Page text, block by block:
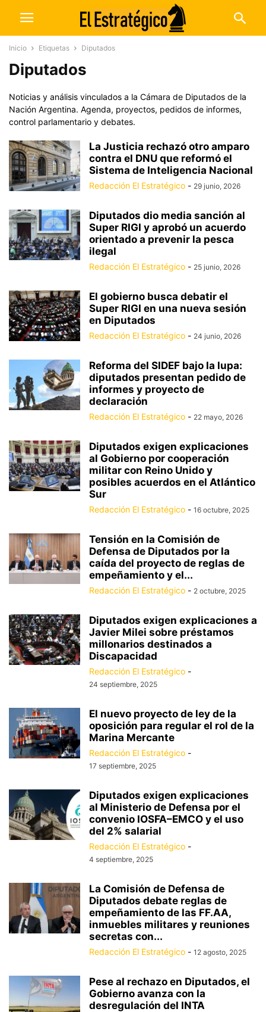
Inicio Etiquetas Diputados
Diputados
Noticias y análisis vinculados a la Cámara de Diputados de la
Nación Argentina. Agenda, proyectos, pedidos de informes,
control parlamentario y debates.
La Justicia rechazó otro amparo
contra el DNU que reformó el
Sistema de Inteligencia Nacional
Redacción El Estratégico - 29 junio, 2026
Diputados dio media sanción al
Super RIGI y aprobó un acuerdo
orientado a prevenir la pesca
ilegal
Redacción El Estratégico - 25 junio, 2026
El gobierno busca debatir el
Super RIGI en una nueva sesión
en Diputados
Redacción El Estratégico - 24 junio, 2026
Reforma del SIDEF bajo la lupa:
diputados presentan pedido de
informes y proyecto de
declaración
Redacción El Estratégico - 22 mayo, 2026
Diputados exigen explicaciones
al Gobierno por cooperación
militar con Reino Unido y
posibles acuerdos en el Atlántico
Sur
Redacción El Estratégico - 16 octubre, 2025
Tensión en la Comisión de
Defensa de Diputados por la
caída del proyecto de reglas de
empeñamiento y el...
Redacción El Estratégico - 2 octubre, 2025
Diputados exigen explicaciones a
Javier Milei sobre préstamos
millonarios destinados a
Discapacidad
Redacción El Estratégico -
24 septiembre, 2025
El nuevo proyecto de ley de la
oposición para regular el rol de la
Marina Mercante
Redacción El Estratégico -
17 septiembre, 2025
Diputados exigen explicaciones
al Ministerio de Defensa por el
convenio IOSFA–EMCO y el uso
del 2% salarial
Redacción El Estratégico -
4 septiembre, 2025
La Comisión de Defensa de
Diputados debate reglas de
empeñamiento de las FF.AA,
inmuebles militares y reuniones
secretas con...
Redacción El Estratégico - 12 agosto, 2025
Pese al rechazo en Diputados, el
Gobierno avanza con la
desregulación del INTA